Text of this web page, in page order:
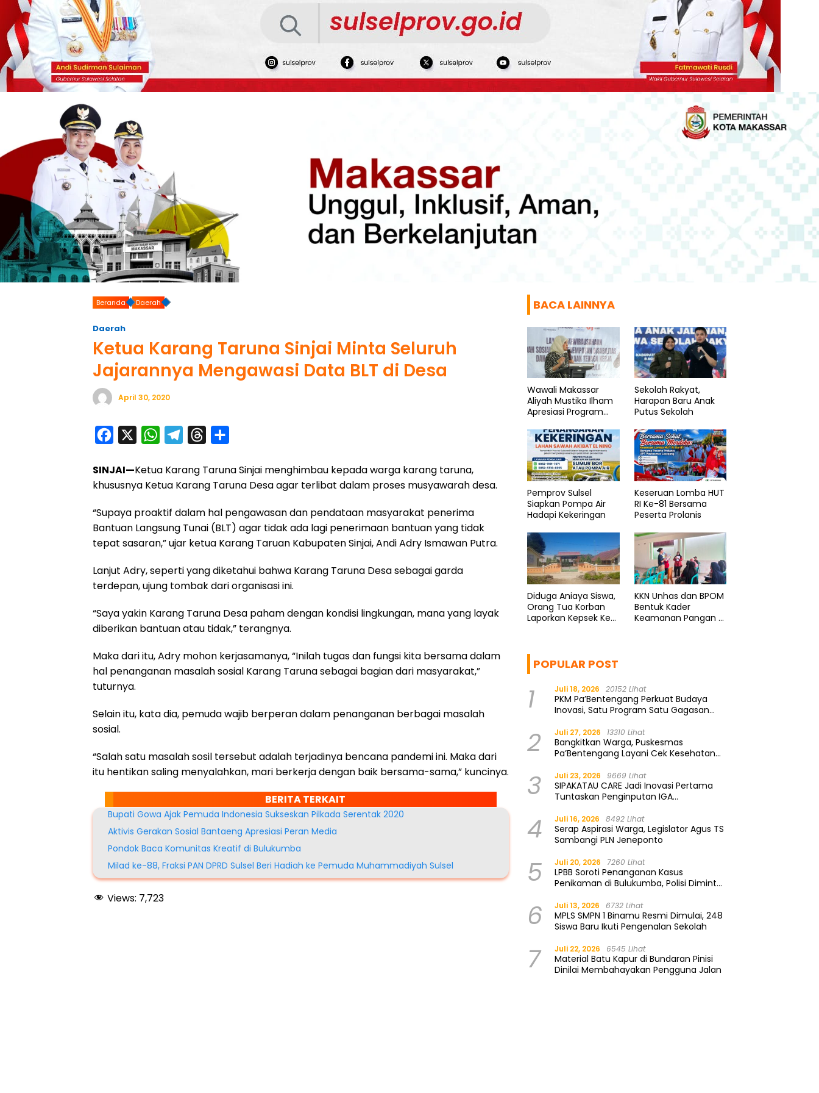
Beranda Daerah
Daerah
Ketua Karang Taruna Sinjai Minta Seluruh
Jajarannya Mengawasi Data BLT di Desa
April 30, 2020
c
e
b
o
o
W
a
t
s
A
p
l
e
g
r
a
r
e
a
d
s
a
r
e
SINJAI—Ketua Karang Taruna Sinjai menghimbau kepada warga karang taruna,
khususnya Ketua Karang Taruna Desa agar terlibat dalam proses musyawarah desa.
“Supaya proaktif dalam hal pengawasan dan pendataan masyarakat penerima
Bantuan Langsung Tunai (BLT) agar tidak ada lagi penerimaan bantuan yang tidak
tepat sasaran,” ujar ketua Karang Taruan Kabupaten Sinjai, Andi Adry Ismawan Putra.
Lanjut Adry, seperti yang diketahui bahwa Karang Taruna Desa sebagai garda
terdepan, ujung tombak dari organisasi ini.
“Saya yakin Karang Taruna Desa paham dengan kondisi lingkungan, mana yang layak
diberikan bantuan atau tidak,” terangnya.
Maka dari itu, Adry mohon kerjasamanya, “Inilah tugas dan fungsi kita bersama dalam
hal penanganan masalah sosial Karang Taruna sebagai bagian dari masyarakat,”
tuturnya.
Selain itu, kata dia, pemuda wajib berperan dalam penanganan berbagai masalah
sosial.
“Salah satu masalah sosil tersebut adalah terjadinya bencana pandemi ini. Maka dari
itu hentikan saling menyalahkan, mari berkerja dengan baik bersama-sama,” kuncinya.
BERITA TERKAIT
Bupati Gowa Ajak Pemuda Indonesia Sukseskan Pilkada Serentak 2020
Aktivis Gerakan Sosial Bantaeng Apresiasi Peran Media
Pondok Baca Komunitas Kreatif di Bulukumba
Milad ke-88, Fraksi PAN DPRD Sulsel Beri Hadiah ke Pemuda Muhammadiyah Sulsel
Views: 7,723
BACA LAINNYA
Wawali Makassar
Aliyah Mustika Ilham
Apresiasi Program
Sekolah Rakyat,
Harapan Baru Anak
Putus Sekolah
Pemprov Sulsel
Siapkan Pompa Air
Hadapi Kekeringan
Keseruan Lomba HUT
RI Ke-81 Bersama
Peserta Prolanis
Diduga Aniaya Siswa,
Orang Tua Korban
Laporkan Kepsek Ke
KKN Unhas dan BPOM
Bentuk Kader
Keamanan Pangan di
POPULAR POST
1 Juli 18, 2026 20152 Lihat
PKM Pa’Bentengang Perkuat Budaya
Inovasi, Satu Program Satu Gagasan
2 Juli 27, 2026 13310 Lihat
Bangkitkan Warga, Puskesmas
Pa’Bentengang Layani Cek Kesehatan
3 Juli 23, 2026 9669 Lihat
SIPAKATAU CARE Jadi Inovasi Pertama
Tuntaskan Penginputan IGA
4 Juli 16, 2026 8492 Lihat
Serap Aspirasi Warga, Legislator Agus TS
Sambangi PLN Jeneponto
5 Juli 20, 2026 7260 Lihat
LPBB Soroti Penanganan Kasus
Penikaman di Bulukumba, Polisi Diminta
6 Juli 13, 2026 6732 Lihat
MPLS SMPN 1 Binamu Resmi Dimulai, 248
Siswa Baru Ikuti Pengenalan Sekolah
7 Juli 22, 2026 6545 Lihat
Material Batu Kapur di Bundaran Pinisi
Dinilai Membahayakan Pengguna Jalan